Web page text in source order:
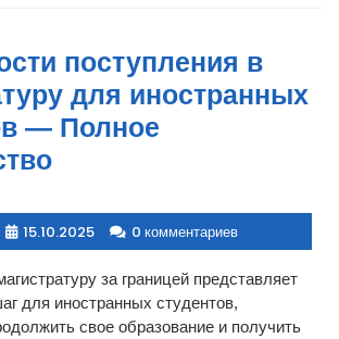
поступления в
для иностранных
— Полное
15.10.2025 0 комментариев
за границей представляет
для иностранных студентов,
свое образование и получить